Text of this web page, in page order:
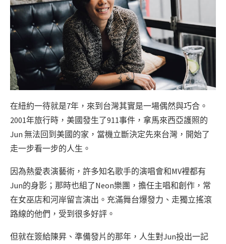
在紐約一待就是7年，來到台灣其實是一場偶然與巧合。
2001年旅行時，美國發生了911事件，拿馬來西亞護照的
Jun 無法回到美國的家，當機立斷決定先來台灣，開始了
走一步看一步的人生。
因為熱愛表演藝術，許多知名歌手的演唱會和MV裡都有
Jun的身影；那時也組了Neon樂團，擔任主唱和創作，常
在女巫店和河岸留言演出。充滿舞台爆發力、走獨立搖滾
路線的他們，受到很多好評。
但就在簽給陳昇、準備發片的那年，人生對Jun投出一記